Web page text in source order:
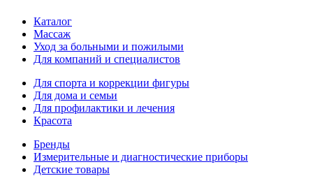
Каталог
Массаж
Уход за больными и пожилыми
Для компаний и специалистов
Для спорта и коррекции фигуры
Для дома и семьи
Для профилактики и лечения
Красота
Бренды
Измерительные и диагностические приборы
Детские товары